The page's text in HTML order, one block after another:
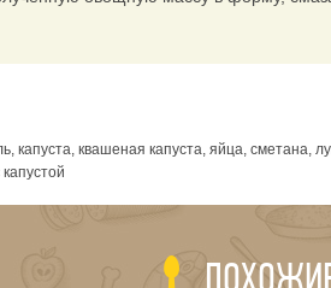
капуста, квашеная капуста, яйца, сметана,